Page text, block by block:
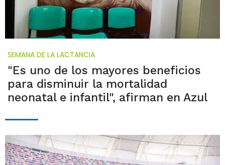
SEMANA DE LA LACTANCIA
"Es uno de los mayores beneficios
para disminuir la mortalidad
neonatal e infantil", afirman en Azul